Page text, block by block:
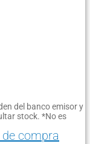
del banco emisor y
stock. *No es
compra